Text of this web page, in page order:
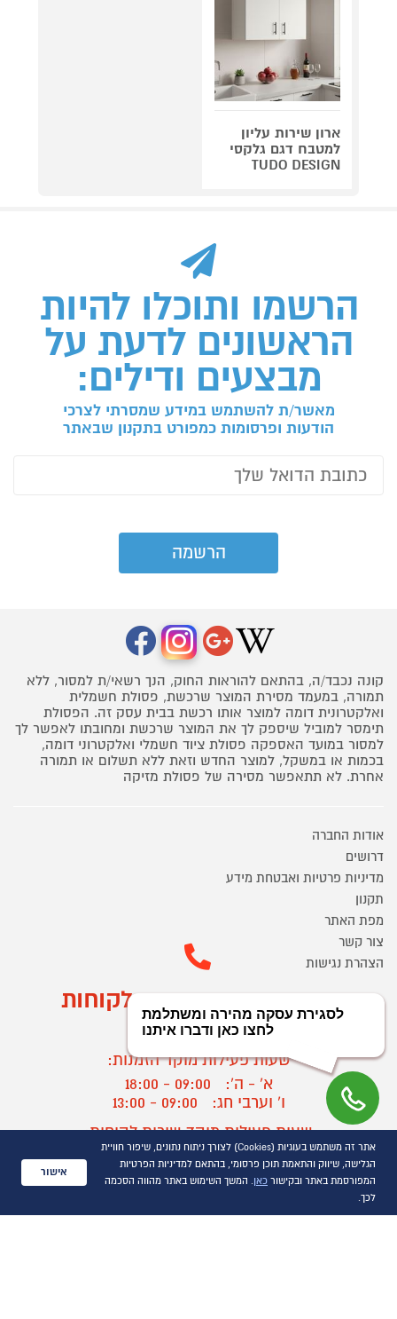
ארון שירות עליון
למטבח דגם גלקסי
TUDO DESIGN
הרשמו ותוכלו להיות
הראשונים לדעת על
מבצעים ודילים:
מאשר/ת להשתמש במידע שמסרתי לצרכי
הודעות ופרסומות כמפורט בתקנון שבאתר
קונה נכבד/ה, בהתאם להוראות החוק, הנך רשאי/ת למסור, ללא
תמורה, במעמד מסירת המוצר שרכשת, פסולת חשמלית
ואלקטרונית דומה למוצר אותו רכשת בבית עסק זה. הפסולת
תימסר למוביל שיספק לך את המוצר שרכשת ומחובתו לאפשר לך
למסור במועד האספקה פסולת ציוד חשמלי ואלקטרוני דומה,
בכמות או במשקל, למוצר החדש וזאת ללא תשלום או תמורה
אחרת. לא תתאפשר מסירה של פסולת מזיקה
אודות החברה
דרושים
מדיניות פרטיות ואבטחת מידע
תקנון
מפת האתר
צור קשר
הצהרת נגישות
מוקד הזמנות ושירות לקוחות
03-9545370
שעות פעילות מוקד הזמנות:
א' - ה':
09:00 - 18:00
ו' וערבי חג:
09:00 - 13:00
שעות פעילות מוקד שירות לקוחות:
א' - ד':
09:00 - 16:30
ה :
09:00 - 16:00
חול המועד
?
אתר זה משתמש בעוגיות (Cookies) לצורך ניתוח נתונים, שיפור חוויית
הגלישה, שיווק והתאמת תוכן פרסומי, בהתאם למדיניות הפרטיות
המפורסמת באתר ובקישור כאן. המשך השימוש באתר מהווה הסכמה
לכך.
אישור